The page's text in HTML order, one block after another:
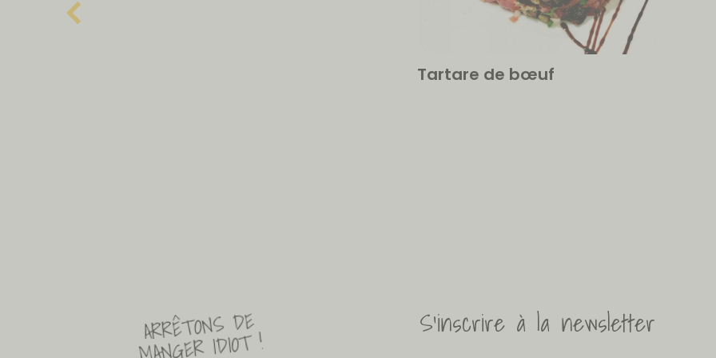
Tartare de bœuf
ARRÊTONS DE
MANGER IDIOT !
S'inscrire à la newsletter